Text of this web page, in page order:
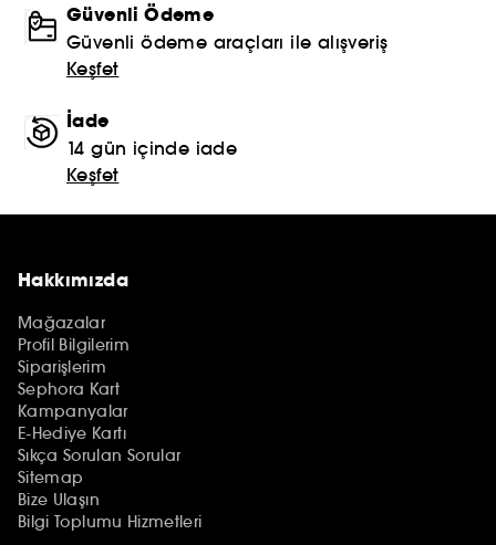
Güvenli Ödeme
Güvenli ödeme araçları ile alışveriş
Keşfet
İade
14 gün içinde iade
Keşfet
Hakkımızda
Mağazalar
Profil Bilgilerim
Siparişlerim
Sephora Kart
Kampanyalar
E-Hediye Kartı
Sıkça Sorulan Sorular
Sitemap
Bize Ulaşın
Bilgi Toplumu Hizmetleri